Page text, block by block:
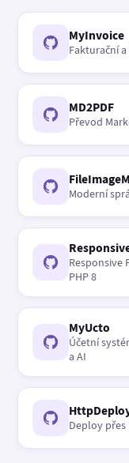
MyInvoice
Fakturační
MD2PDF
Převod
Moderní
Responsive
PHP 8
MyUcto
Účetní
a AI
Deploy přes